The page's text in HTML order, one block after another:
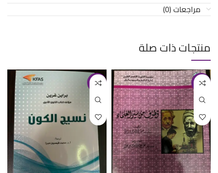
مراجعات (0)
منتجات ذات صلة
-12%
-19%